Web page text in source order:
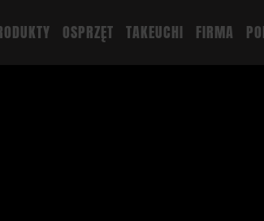
OSPRZĘT TAKEUCHI FIRMA